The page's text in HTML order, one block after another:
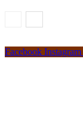
Facebook Instagram